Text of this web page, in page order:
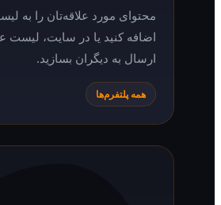
محتوای مورد علاقه‌تان را به لیست شخصی
اضافه کنید یا در سایت، لیست عمومی برای
ارسال به دیگران بسازید.
همه پلتفرم‌ها